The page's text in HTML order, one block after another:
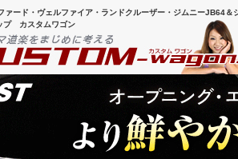
ァード・ヴェルファイア・ランドクルーザー・ジムニーJB64
プ カスタムワゴン